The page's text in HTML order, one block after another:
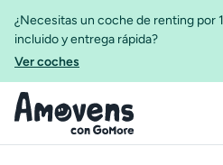
¿Necesitas un coche de renting por
incluido y entrega rápida?
Ver coches